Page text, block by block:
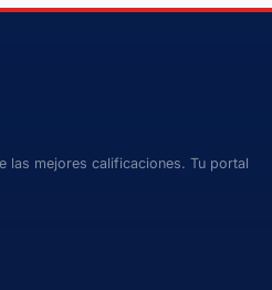
las mejores calificaciones. Tu portal